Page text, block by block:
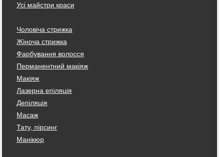
Усі майстри краси
Чоловіча стрижка
Жіноча стрижка
Фарбування волосся
Перманентний макіяж
Макіяж
Лазерна епіляція
Депіляція
Масаж
Тату, пірсинг
Манікюр